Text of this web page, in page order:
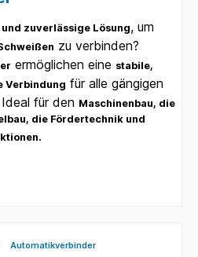
zuverlässige Lösung, um
zu verbinden?
ermöglichen eine stabile,
Verbindung für alle gängigen
für den Maschinenbau, die
die Fördertechnik und
.
Automatikverbinder